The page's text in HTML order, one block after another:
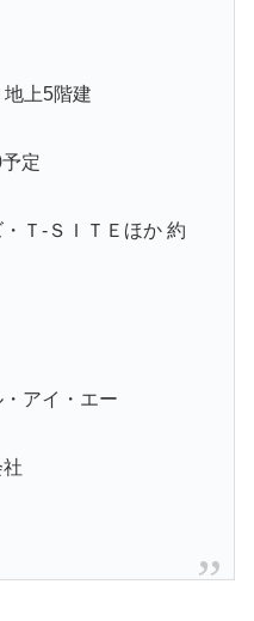
上5階建
定
Ｔ-ＳＩＴＥほか 約
アイ・エー